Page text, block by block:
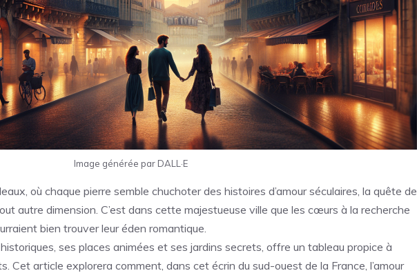
Image générée par DALL·E
où chaque pierre semble chuchoter des histoires d’amour séculaires, la quête de
autre dimension. C’est dans cette majestueuse ville que les cœurs à la recherche
bien trouver leur éden romantique.
ses places animées et ses jardins secrets, offre un tableau propice à
Cet article explorera comment, dans cet écrin du sud-ouest de la France, l’amour